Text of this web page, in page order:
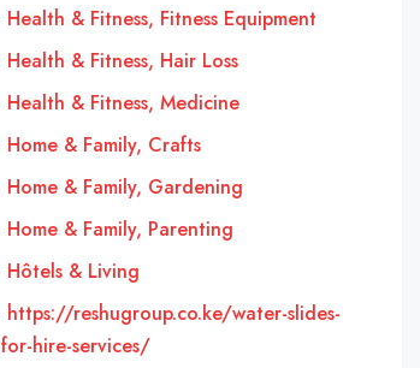
Health & Fitness, Fitness Equipment
Health & Fitness, Hair Loss
Health & Fitness, Medicine
Home & Family, Crafts
Home & Family, Gardening
Home & Family, Parenting
Hôtels & Living
https://reshugroup.co.ke/water-slides-
for-hire-services/